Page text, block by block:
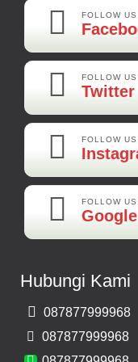
Barang
FOLLOW
FOLLOW
Twitter
FOLLOW
FOLLOW
Hubungi Kami
087877999968
087877999968